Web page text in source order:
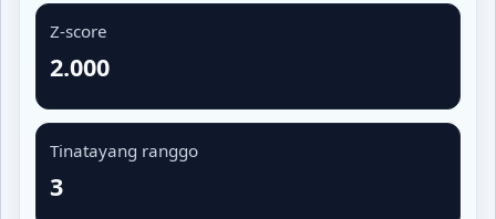
Z-score
2.000
Tinatayang ranggo
3